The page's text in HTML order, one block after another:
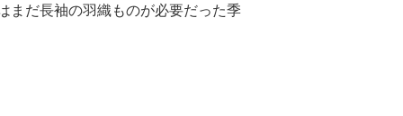
まだ長袖の羽織ものが必要だった季